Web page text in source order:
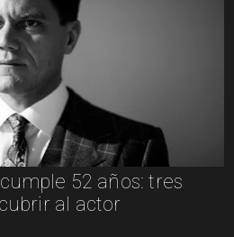
las 72 horas que
de la guerra